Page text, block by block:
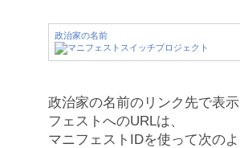
政治家の名前
政治家の名前のリンク先で表
フェストへのURLは、
マニフェストIDを使って次の